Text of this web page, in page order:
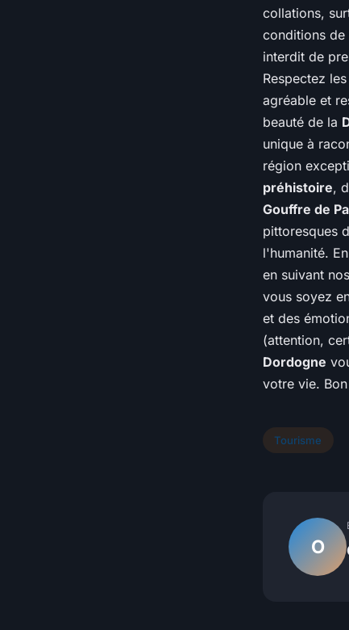
collations,
conditions de
interdit de
Respectez
agréable et
beauté de la
unique à
région
préhistoire,
Gouffre de
pittoresques
l'humanité.
en suivant
vous soyez
et des
(attention,
Dordogne
votre vie.
Tourisme
O